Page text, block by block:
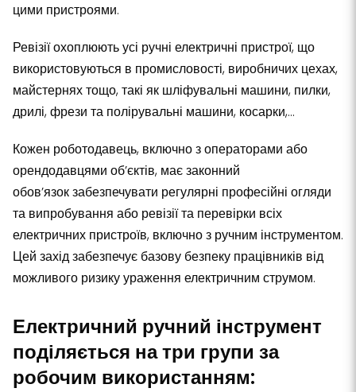
цими пристроями.
Ревізії охоплюють усі ручні електричні пристрої, що
використовуються в промисловості, виробничих цехах,
майстернях тощо, такі як шліфувальні машини, пилки,
дрилі, фрези та полірувальні машини, косарки,...
Кожен роботодавець, включно з операторами або
орендодавцями об’єктів, має законний
обов’язок забезпечувати регулярні професійні огляди
та випробування або ревізії та перевірки всіх
електричних пристроїв, включно з ручним інструментом.
Цей захід забезпечує базову безпеку працівників від
можливого ризику ураження електричним струмом.
Електричний ручний інструмент
поділяється на три групи за
робочим використанням: